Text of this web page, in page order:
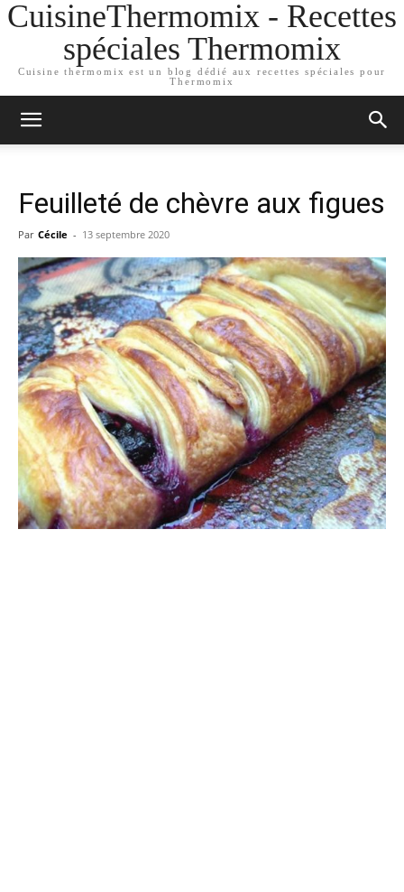
CuisineThermomix - Recettes
spéciales Thermomix
Cuisine thermomix est un blog dédié aux recettes spéciales pour
Thermomix
Feuilleté de chèvre aux figues
Par Cécile - 13 septembre 2020